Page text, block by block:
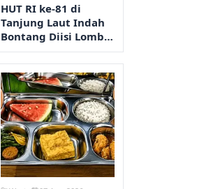
HUT RI ke-81 di
Tanjung Laut Indah
Bontang Diisi Lomba
RT Terbersih hingga
Fashion Show